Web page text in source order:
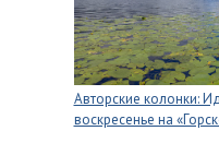
Авторские колонки:
воскресенье на